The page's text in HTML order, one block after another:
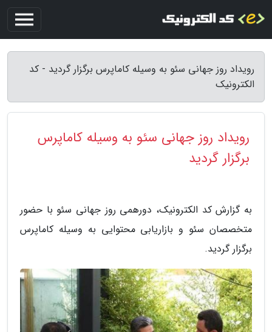
رویداد روز جهانی سئو به وسیله کاماپرس برگزار گردید - کد
الکترونیک
رویداد روز جهانی سئو به وسیله کاماپرس
برگزار گردید
به گزارش کد الکترونیک، دورهمی روز جهانی سئو با حضور
متخصصان سئو و بازاریابی محتوایی به وسیله کاماپرس
برگزار گردید.